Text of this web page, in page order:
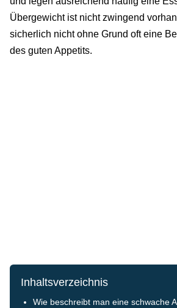
Übergewicht ist nicht zwingend
sicherlich nicht ohne Grund oft eine
des guten Appetits.
Inhaltsverzeichnis
Wie beschreibt man eine schwache